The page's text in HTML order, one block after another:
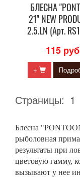
БЛЕСНА
21" NEW
2.5.LN (Арт.
115 руб
+
Страницы: 1
Блесна
рыболовная
результаты при
цветовую гамму,
вызывают у нее